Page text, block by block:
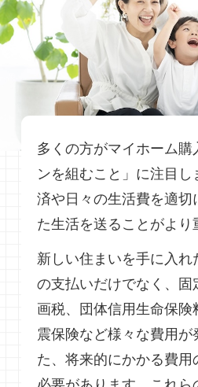
多くの方がマイホーム購
ンを組むこと」に注目し
済や日々の生活費を適切
た生活を送ることがより
新しい住まいを手に入れ
の支払いだけでなく、固
画税、団体信用生命保険
震保険など様々な費用が
た、将来的にかかる費用